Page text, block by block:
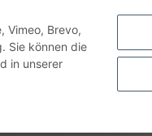
Vimeo, Brevo,
Sie können die
in unserer
vom Produkt abweichen.